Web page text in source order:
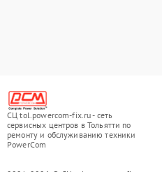
СЦ tol.powercom-fix.ru - сеть
сервисных центров в Тольятти по
ремонту и обслуживанию техники
PowerCom